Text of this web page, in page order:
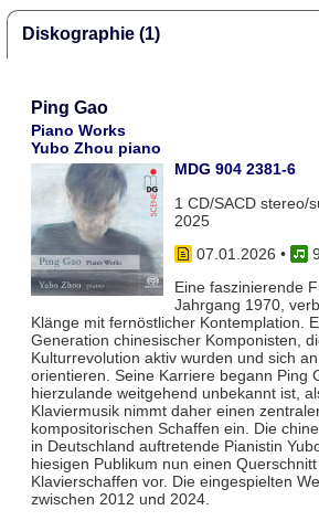
Diskographie (1)
Ping Gao
Piano Works
Yubo Zhou piano
MDG 904 2381-6
1 CD/SACD stereo/
2025
07.01.2026 •
Eine faszinierende
Jahrgang 1970,
Klänge mit fernöstlicher Kontemplation.
Generation chinesischer Komponisten,
Kulturrevolution aktiv wurden und sich
orientieren. Seine Karriere begann Ping
hierzulande weitgehend unbekannt ist,
Klaviermusik nimmt daher einen
kompositorischen Schaffen ein. Die
in Deutschland auftretende Pianistin
hiesigen Publikum nun einen
Klavierschaffen vor. Die eingespielten
zwischen 2012 und 2024.